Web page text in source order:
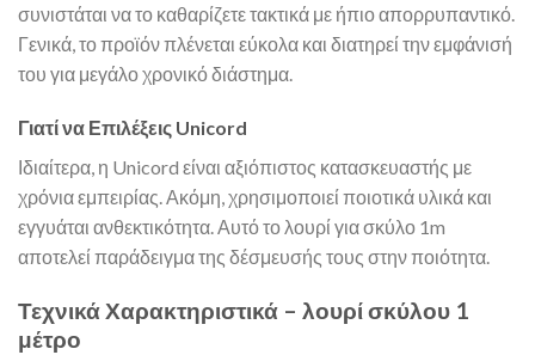
συνιστάται να το καθαρίζετε τακτικά με ήπιο απορρυπαντικό.
Γενικά, το προϊόν πλένεται εύκολα και διατηρεί την εμφάνισή
του για μεγάλο χρονικό διάστημα.
Γιατί να Επιλέξεις Unicord
Ιδιαίτερα, η Unicord είναι αξιόπιστος κατασκευαστής με
χρόνια εμπειρίας. Ακόμη, χρησιμοποιεί ποιοτικά υλικά και
εγγυάται ανθεκτικότητα. Αυτό το λουρί για σκύλο 1m
αποτελεί παράδειγμα της δέσμευσής τους στην ποιότητα.
Τεχνικά Χαρακτηριστικά – λουρί σκύλου 1
μέτρο